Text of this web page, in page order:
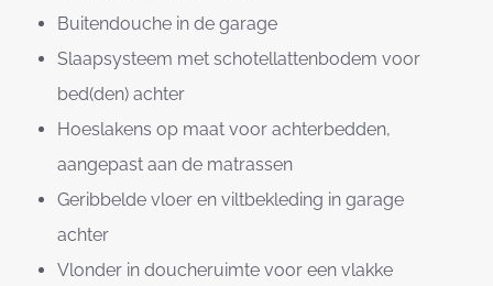
Buitendouche in de garage
Slaapsysteem met schotellattenbodem voor
bed(den) achter
Hoeslakens op maat voor achterbedden,
aangepast aan de matrassen
Geribbelde vloer en viltbekleding in garage
achter
Vlonder in doucheruimte voor een vlakke